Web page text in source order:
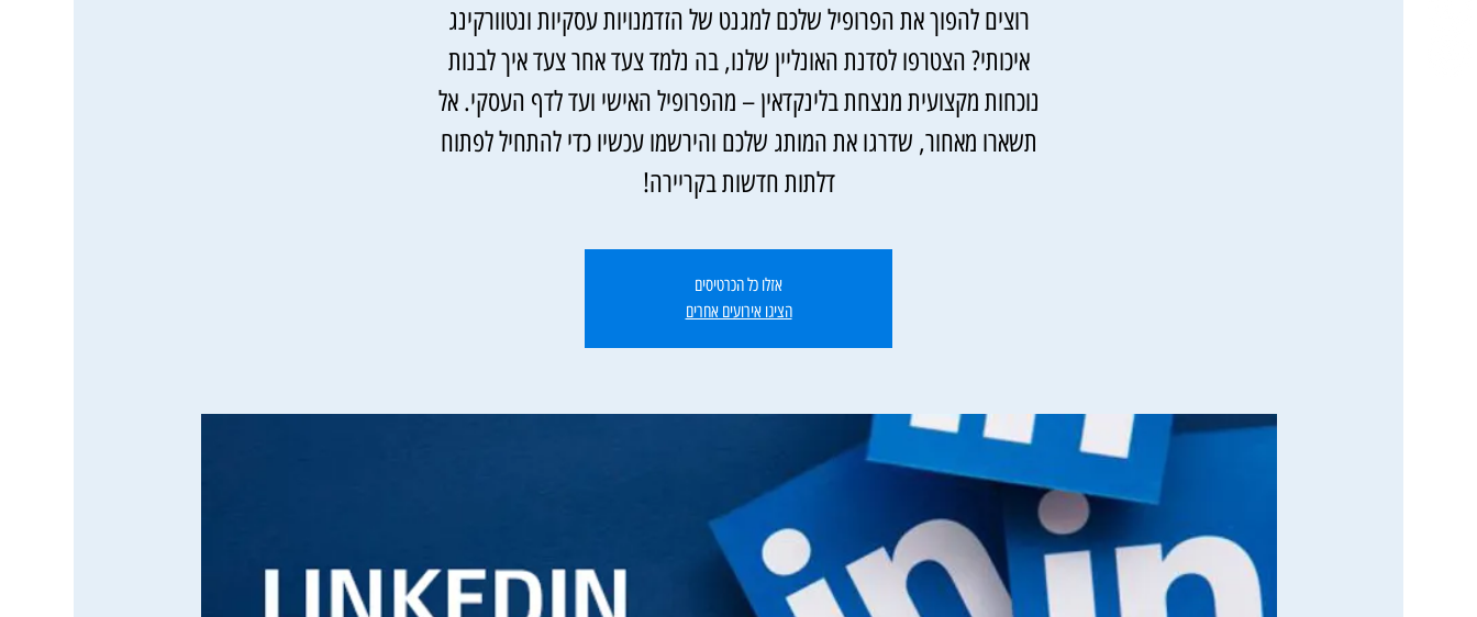
רוצים להפוך את הפרופיל שלכם למגנט של הזדמנויות עסקיות ונטוורקינג
איכותי? הצטרפו לסדנת האונליין שלנו, בה נלמד צעד אחר צעד איך לבנות
נוכחות מקצועית מנצחת בלינקדאין – מהפרופיל האישי ועד לדף העסקי. אל
תשארו מאחור, שדרגו את המותג שלכם והירשמו עכשיו כדי להתחיל לפתוח
דלתות חדשות בקריירה!
אזלו כל הכרטיסים
הציגו אירועים אחרים